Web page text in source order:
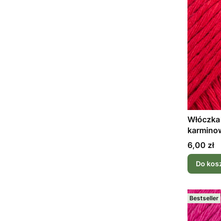
Cena
6,00 zł
Do
Bestseller